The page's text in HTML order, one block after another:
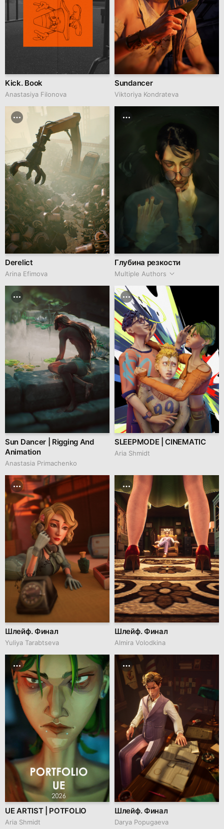
Kick. Book
Anastasiya Filonova
Sundancer
Viktoriya Kondrateva
Derelict
Arina Efimova
Глубина резкости
Multiple Authors
Sun Dancer | Rigging And
Animation
Anastasia Primachenko
SLEEPMODE | CINEMATIC
Aria Shmidt
Шлейф. Финал
Yuliya Tarabtseva
Шлейф. Финал
Almira Volodkina
UE ARTIST | POTFOLIO
Aria Shmidt
Шлейф. Финал
Darya Popugaeva